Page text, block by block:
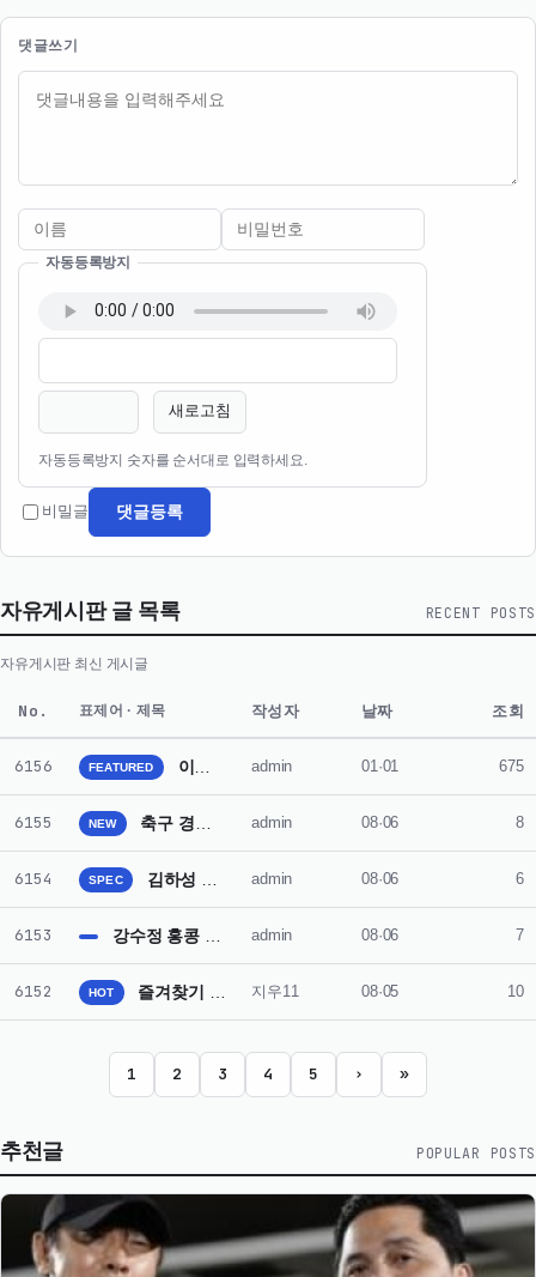
댓글쓰기
자동등록방지
새로고침
자동등록방지 숫자를 순서대로 입력하세요.
비밀글 댓글등록
자유게시판 글 목록 RECENT POSTS
자유게시판 최신 게시글
No. 표제어 · 제목 작성자 날짜 조회
6156 FEATURED 이민호 별들에게 물어봐 우주관광객으로 출연 이유 드러나 admin 01·01 675
6155 NEW 축구 경기 판정 논란 오심으로 인한 팬들 분노 admin 08·06 8
6154 SPEC 김하성 부상 복귀 후 주전 자리 되찾기 어려울 듯 admin 08·06 6
6153 강수정 홍콩 일상 공개 아들 수업 기다리며 카페에서 휴식 admin 08·06 7
6152 HOT 즐겨찾기 모음, 분야별로 정리해 필요한 정보를 빠르게 찾는 방법 지우11 08·05 10
1 2 3 4 5 › »
추천글 POPULAR POSTS